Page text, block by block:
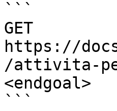
```
GET
https://
/attivita-
<endgoal>
```